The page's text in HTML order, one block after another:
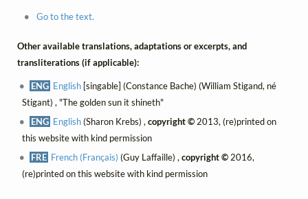
Go to the text.
Other available translations, adaptations or excerpts, and
transliterations (if applicable):
ENG English [singable] (Constance Bache) (William Stigand, né
Stigant) , "The golden sun it shineth"
ENG English(Sharon Krebs) ,copyright © 2013, (re)printed on
this website with kind permission
FRE French (Français) (Guy Laffaille) ,copyright © 2016,
(re)printed on this website with kind permission